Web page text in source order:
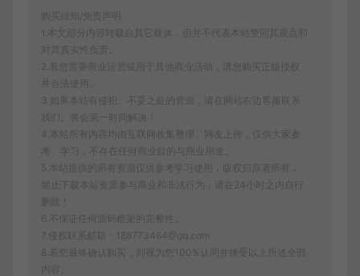
购买须知/免责声明
1.本文部分内容转载自其它媒体，但并不代表本站赞同其观点和
对其真实性负责。
2.若您需要商业运营或用于其他商业活动，请您购买正版授权
并合法使用。
3.如果本站有侵犯、不妥之处的资源，请在网站右边客服联系
我们。将会第一时间解决！
4.本站所有内容均由互联网收集整理、网友上传，仅供大家参
考、学习，不存在任何商业目的与商业用途。
5.本站提供的所有资源仅供参考学习使用，版权归原著所有，
禁止下载本站资源参与商业和非法行为，请在24小时之内自行
删除！
6.不保证任何源码框架的完整性。
7.侵权联系邮箱：188773464@qq.com
8.若您最终确认购买，则视为您100%认同并接受以上所述全部
内容。